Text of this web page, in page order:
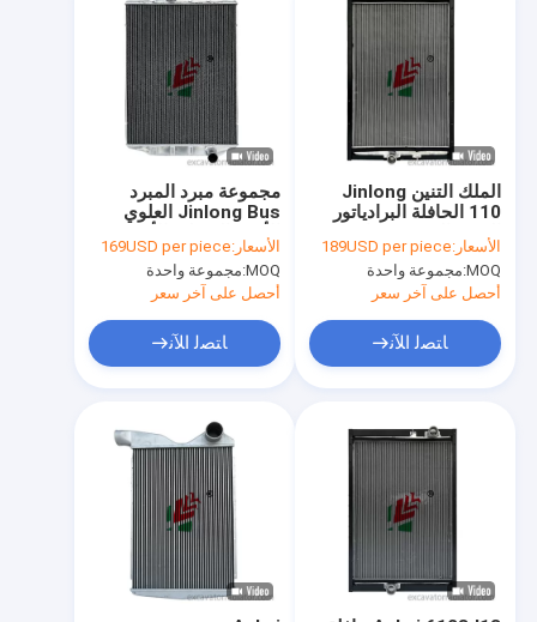
حول بنا
مجموعة مبرد المبرد
Jinlong Bus العلوي
الأيسر السفلي الأيمن
نظام تبريد محرك سيارة
الركاب من الألومنيوم
بالمياه
الأسعار:169USD per piece
MOQ: مجموعة واحدة
أحصل على آخر سعر
ﺎﺘﺼﻟ ﺍﻶﻧ
الملك التنين Jinlong
110 الحافلة البرادياتور
المبرد الجمعية ركاب
سيارة نظام تبريد محرك
المياه خزان للحافلة
الأسعار:189USD per piece
MOQ: مجموعة واحدة
أحصل على آخر سعر
ﺎﺘﺼﻟ ﺍﻶﻧ